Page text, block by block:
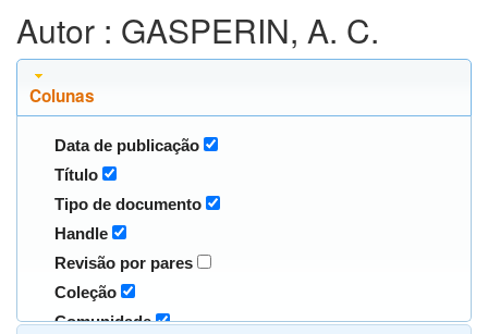
Autor : GASPERIN, A. C.
Colunas
Data de publicação
Título
Tipo de documento
Handle
Revisão por pares
Coleção
Comunidade